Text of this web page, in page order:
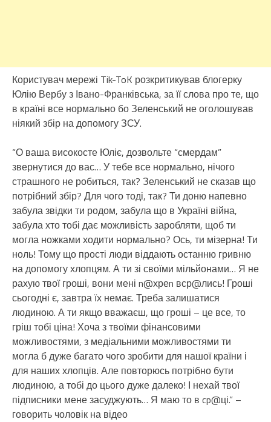
Користувач мережі Tik-ToK розкритикував блогерку
Юлію Вербу з Івано-Франківська, за її слова про те, що
в країні все нормально бо Зеленський не оголошував
ніякий збір на допомогу ЗСУ.
“О ваша високосте Юліє, дозвольте “смердам”
звернутися до вас… У тебе все нормально, нічого
страшного не робиться, так? Зеленський не сказав що
потрібний збір? Для чого тоді, так? Ти доню напевно
забула звідки ти родом, забула що в Україні війна,
забула хто тобі дає можливість заробляти, щоб ти
могла ножками ходити нормально? Ось, ти мізерна! Ти
ноль! Тому що прості люди віддають останню гривню
на допомогу хлопцям. А ти зі своїми мільйонами… Я не
рахую твої гроші, вони мені n@хреn вср@лись! Гроші
сьогодні є, завтра їх немає. Треба залишатися
людиною. А ти якщо вважаєш, що гроші – це все, то
гріш тобі ціна! Хоча з твоїми фінансовими
можливостями, з медіальними можливостями ти
могла б дуже багато чого зробити для нашої країни і
для наших хлопців. Але повторюсь потрібно бути
людиною, а тобі до цього дуже далеко! І нехай твої
підписники мене засуджують… Я маю то в cp@ці.” –
говорить чоловік на відео